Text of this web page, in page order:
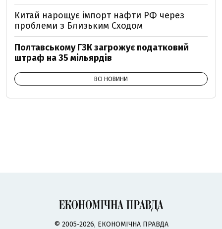
Китай нарощує імпорт нафти РФ через
проблеми з Близьким Сходом
Полтавському ГЗК загрожує податковий
штраф на 35 мільярдів
ВСІ НОВИНИ
© 2005-2026, ЕКОНОМІЧНА ПРАВДА